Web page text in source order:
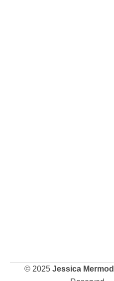
© 2025Jessica Mermod